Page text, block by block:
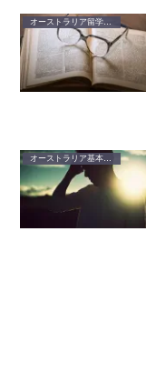
オーストラリア留学・ワーホリ